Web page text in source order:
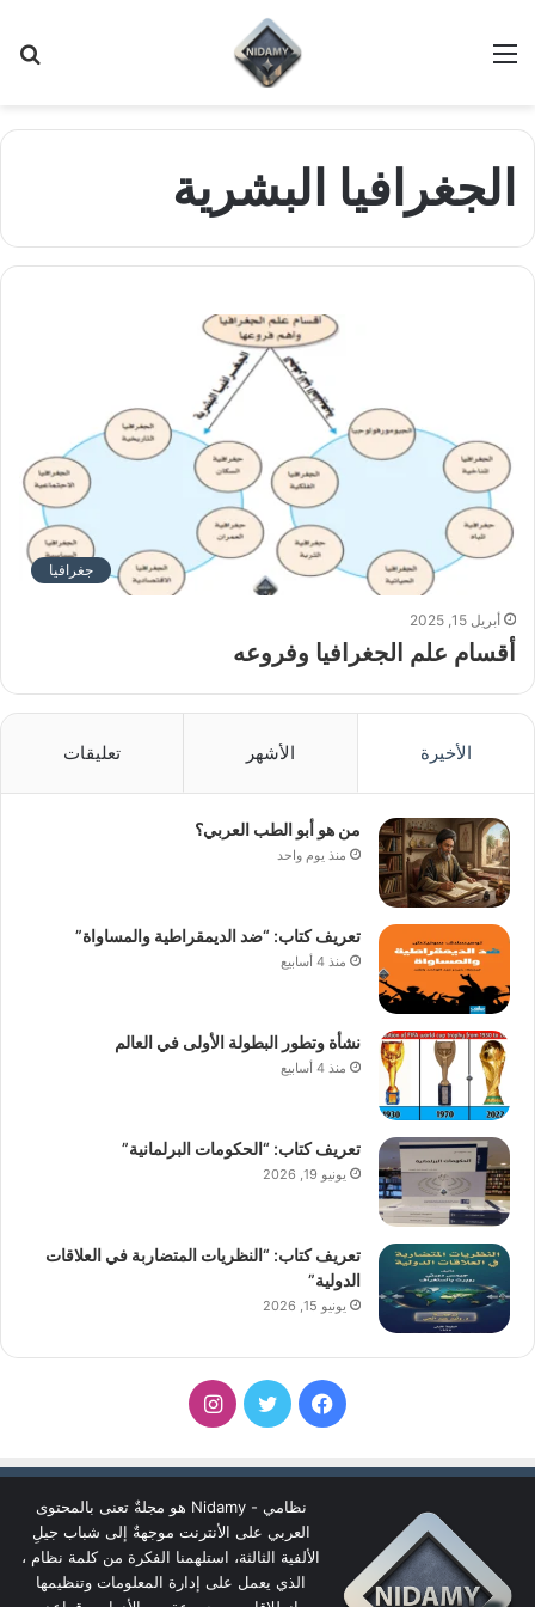
القائمة
الجغرافيا البشرية
جغرافيا
أبريل 15, 2025
أقسام علم الجغرافيا وفروعه
الأخيرة الأشهر تعليقات
من هو أبو الطب العربي؟
منذ يوم واحد
تعريف كتاب: “ضد الديمقراطية والمساواة”
منذ 4 أسابيع
نشأة وتطور البطولة الأولى في العالم
منذ 4 أسابيع
تعريف كتاب: “الحكومات البرلمانية”
يونيو 19, 2026
تعريف كتاب: “النظريات المتضاربة في العلاقات
الدولية”
يونيو 15, 2026
فيسبوكتويتر انستقرام
نظامي - Nidamy هو مجلةٌ تعنى بالمحتوى
العربي على الأنترنت موجهةٌ إلى شباب جيلِ
الألفية الثالثة، استلهمنا الفكرة من كلمة نظام ،
الذي يعمل على إدارة المعلومات وتنظيمها